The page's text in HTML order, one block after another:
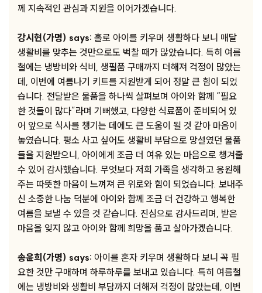
께 지속적인 관심과 지원을 이어가겠습니다.
강시현(가명) says: 홀로 아이를 키우며 생활하다 보니 매달
생활비를 맞추는 것만으로도 벅찰 때가 많았습니다. 특히 여름
철에는 냉방비와 식비, 생필품 구매까지 더해져 걱정이 많았는
데, 이번에 여름나기 키트를 지원받게 되어 정말 큰 힘이 되었
습니다. 전달받은 물품을 하나씩 살펴보며 아이와 함께 “필요
한 것들이 많다”라며 기뻐했고, 다양한 식료품이 준비되어 있
어 앞으로 식사를 챙기는 데에도 큰 도움이 될 것 같아 마음이
놓였습니다. 평소 사고 싶어도 생활비 부담으로 망설였던 물품
들을 지원받으니, 아이에게 조금 더 여유 있는 마음으로 챙겨줄
수 있어 감사했습니다. 무엇보다 저희 가족을 생각하고 응원해
주는 따뜻한 마음이 느껴져 큰 위로와 힘이 되었습니다. 보내주
신 소중한 나눔 덕분에 아이와 함께 조금 더 건강하고 행복한
여름을 보낼 수 있을 것 같습니다. 진심으로 감사드리며, 받은
마음을 잊지 않고 아이와 함께 희망을 품고 살아가겠습니다.
송윤희(가명) says: 아이를 혼자 키우며 생활하다 보니 꼭 필
요한 것만 구매하며 하루하루를 보내고 있습니다. 특히 여름철
에는 냉방비와 생활비 부담까지 더해져 걱정이 많았는데, 이번